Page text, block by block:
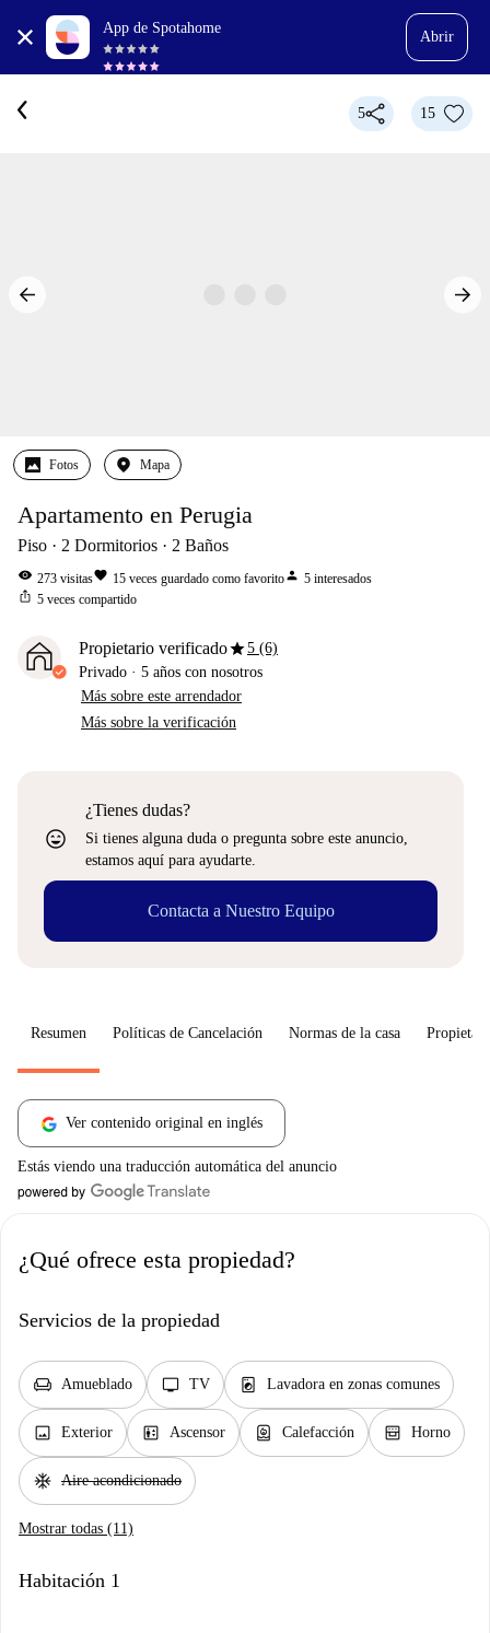
App de Spotahome
Abrir
5 15
Fotos Mapa
Apartamento en Perugia
Piso 2 Dormitorios 2 Baños
visibility 273 visitasfavorite 15 veces guardado como favoritoperson 5 interesados
ios_share 5 veces compartido
Propietario verificadostar5 (6)
Privado · 5 años con nosotros
Más sobre este arrendador
Más sobre la verificación
sentiment_very_satisfied
¿Tienes dudas?
Si tienes alguna duda o pregunta sobre este anuncio,
estamos aquí para ayudarte.
Contacta a Nuestro Equipo
Resumen Políticas de Cancelación Normas de la casa
Ver contenido original en inglés
Estás viendo una traducción automática del anuncio
¿Qué ofrece esta propiedad?
Servicios de la propiedad
chair Amueblado tv TV local_laundry_service Lavadora en zonas comunes
image Exterior elevator Ascensor water_heater Calefacción oven_gen Horno
ac_unit Aire acondicionado
Mostrar todas (11)
Habitación 1